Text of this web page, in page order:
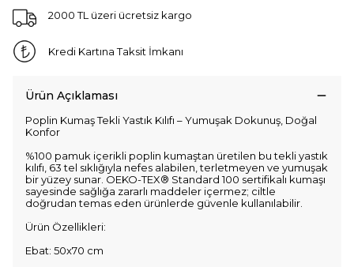
2000 TL üzeri ücretsiz kargo
Kredi Kartına Taksit İmkanı
Ürün Açıklaması
Poplin Kumaş Tekli Yastık Kılıfı – Yumuşak Dokunuş, Doğal
Konfor
%100 pamuk içerikli poplin kumaştan üretilen bu tekli yastık
kılıfı, 63 tel sıklığıyla nefes alabilen, terletmeyen ve yumuşak
bir yüzey sunar. OEKO-TEX® Standard 100 sertifikalı kumaşı
sayesinde sağlığa zararlı maddeler içermez; ciltle
doğrudan temas eden ürünlerde güvenle kullanılabilir.
Ürün Özellikleri:
Ebat: 50x70 cm